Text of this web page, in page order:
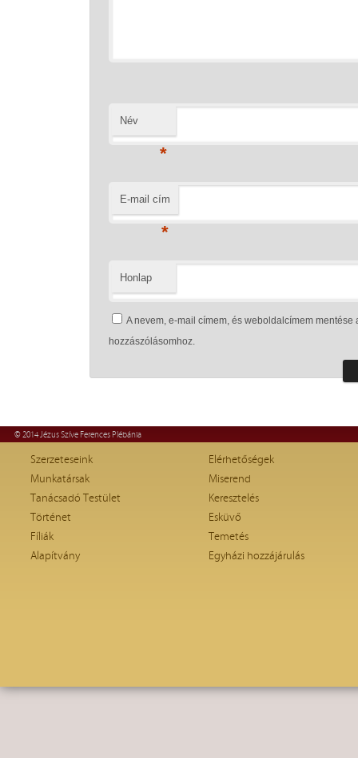
Név
*
E-mail cím
*
Honlap
A nevem, e-mail címem, és weboldalcímem
hozzászólásomhoz.
© 2014 Jézus Szíve Ferences Plébánia
Szerzeteseink
Munkatársak
Tanácsadó Testület
Történet
Fíliák
Alapítvány
Elérhetőségek
Miserend
Keresztelés
Esküvő
Temetés
Egyházi hozzájárulás